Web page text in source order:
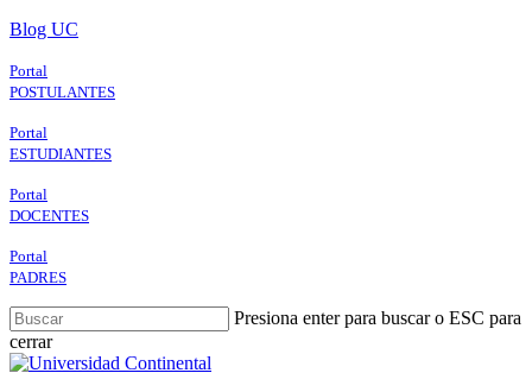
Skip
main
content
Blog UC
Portal
POSTULANTES
Portal
ESTUDIANTES
Portal
DOCENTES
Portal
PADRES
Presiona enter para buscar o ESC para
cerrar
Close